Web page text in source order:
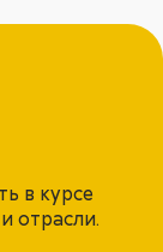
в курсе
отрасли.